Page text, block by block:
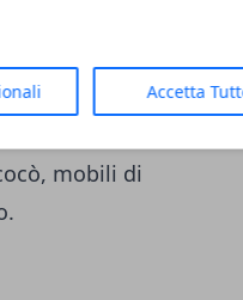
Accetta
vetro
carriera
mobili di